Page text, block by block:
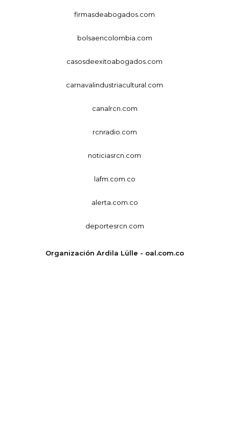
firmasdeabogados.com
bolsaencolombia.com
casosdeexitoabogados.com
carnavalindustriacultural.com
canalrcn.com
rcnradio.com
noticiasrcn.com
lafm.com.co
alerta.com.co
deportesrcn.com
Organización Ardila Lülle - oal.com.co